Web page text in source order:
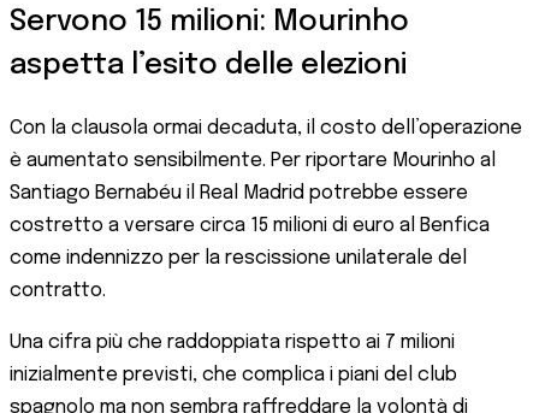
Servono 15 milioni: Mourinho
aspetta l’esito delle elezioni
Con la clausola ormai decaduta, il costo dell’operazione
è aumentato sensibilmente. Per riportare Mourinho al
Santiago Bernabéu il Real Madrid potrebbe essere
costretto a versare circa 15 milioni di euro al Benfica
come indennizzo per la rescissione unilaterale del
contratto.
Una cifra più che raddoppiata rispetto ai 7 milioni
inizialmente previsti, che complica i piani del club
spagnolo ma non sembra raffreddare la volontà di